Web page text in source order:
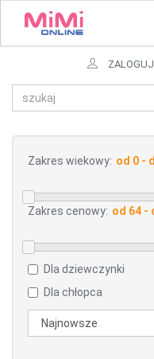
ZALOGUJ
Zakres wiekowy:
Zakres cenowy:
Dla dziewczynki
Dla chłopca